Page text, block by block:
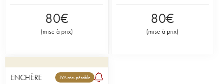
franc. La production annuelle avoisine les 38.000
bouteilles.
80€
(mise à prix)
80€
(mise à prix)
ENCHÈRE TVA récupérable